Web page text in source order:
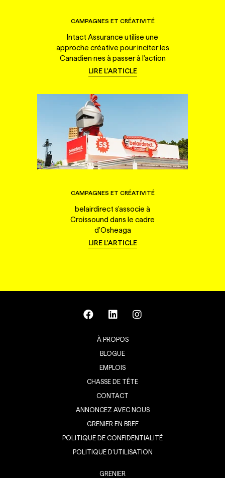
CAMPAGNES ET CRÉATIVITÉ
Intact Assurance utilise une
approche créative pour inciter les
Canadien·nes à passer à l'action
LIRE L'ARTICLE
CAMPAGNES ET CRÉATIVITÉ
belairdirect s'associe à
Croissound dans le cadre
d'Osheaga
LIRE L'ARTICLE
À PROPOS
BLOGUE
EMPLOIS
CHASSE DE TÊTE
CONTACT
ANNONCEZ AVEC NOUS
GRENIER EN BREF
POLITIQUE DE CONFIDENTIALITÉ
POLITIQUE D’UTILISATION
GRENIER